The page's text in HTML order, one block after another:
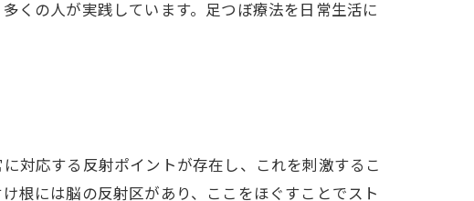
くの人が実践しています。足つぼ療法を日常生活に
対応する反射ポイントが存在し、これを刺激するこ
根には脳の反射区があり、ここをほぐすことでスト